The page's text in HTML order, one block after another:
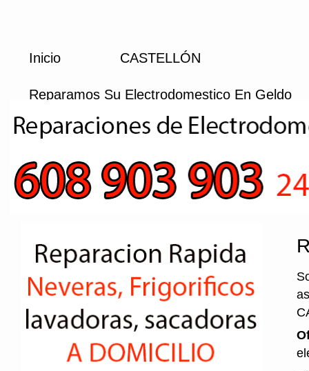
Inicio CASTELLÓN
Reparamos Su Electrodomestico En Geldo